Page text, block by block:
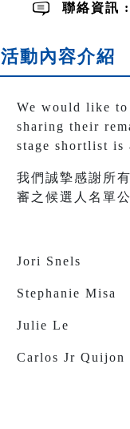
聯絡資訊 :
活動內容介紹
We would like
sharing their
stage shortlist is
我們誠摯感謝所
審之候選人名單
Jori Snels
Stephanie Misa
Julie Le
Carlos Jr Quijon